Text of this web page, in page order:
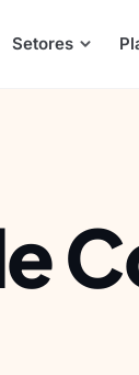
Setores